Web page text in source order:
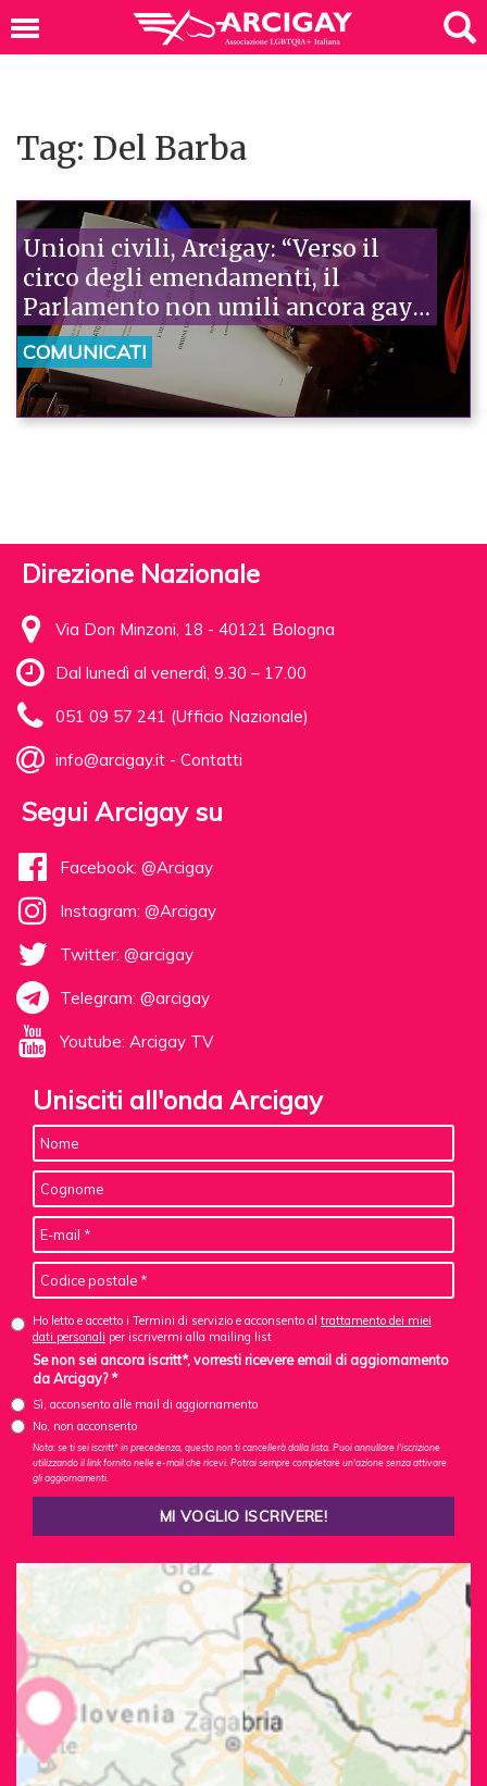
Tag: Del Barba
Unioni civili, Arcigay: “Verso il
circo degli emendamenti, il
Parlamento non umili ancora gay e
lesbiche”
COMUNICATI
Direzione Nazionale
Via Don Minzoni, 18 - 40121 Bologna
Dal lunedì al venerdì, 9.30 – 17.00
051 09 57 241 (Ufficio Nazionale)
info@arcigay.it - Contatti
Segui Arcigay su
Facebook: @Arcigay
Instagram: @Arcigay
Twitter: @arcigay
Telegram: @arcigay
Youtube: Arcigay TV
Unisciti all'onda Arcigay
Ho letto e accetto i Termini di servizio e acconsento al trattamento dei miei
dati personali per iscrivermi alla mailing list
Se non sei ancora iscritt*, vorresti ricevere email di aggiornamento
da Arcigay? *
Sì, acconsento alle mail di aggiornamento
No, non acconsento
Nota: se ti sei iscritt* in precedenza, questo non ti cancellerà dalla lista. Puoi annullare l'iscrizione
utilizzando il link fornito nelle e-mail che ricevi. Potrai sempre completare un'azione senza attivare
gli aggiornamenti.